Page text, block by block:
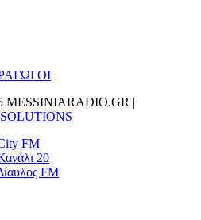
MESSINIARADIO.GR |
City FM
20
FM